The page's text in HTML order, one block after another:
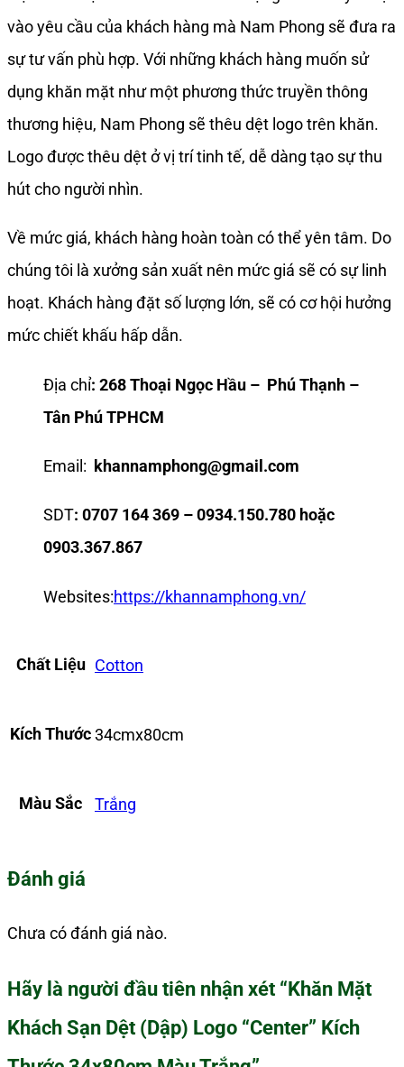
vào yêu cầu của khách hàng mà Nam Phong sẽ đưa ra
sự tư vấn phù hợp. Với những khách hàng muốn sử
dụng khăn mặt như một phương thức truyền thông
thương hiệu, Nam Phong sẽ thêu dệt logo trên khăn.
Logo được thêu dệt ở vị trí tinh tế, dễ dàng tạo sự thu
hút cho người nhìn.
Về mức giá, khách hàng hoàn toàn có thể yên tâm. Do
chúng tôi là xưởng sản xuất nên mức giá sẽ có sự linh
hoạt. Khách hàng đặt số lượng lớn, sẽ có cơ hội hưởng
mức chiết khấu hấp dẫn.
Địa chỉ: 268 Thoại Ngọc Hầu – Phú Thạnh –
Tân Phú TPHCM
Email: khannamphong@gmail.com
SDT: 0707 164 369 – 0934.150.780 hoặc
0903.367.867
Websites:https://khannamphong.vn/
Chất Liệu Cotton
Kích Thước34cmx80cm
Màu Sắc Trắng
Đánh giá
Chưa có đánh giá nào.
Hãy là người đầu tiên nhận xét “Khăn Mặt
Khách Sạn Dệt (Dập) Logo “Center” Kích